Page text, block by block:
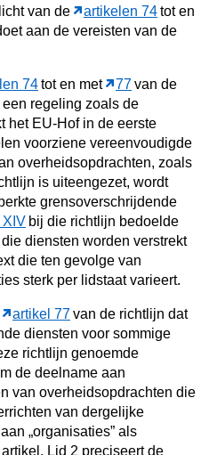
van de
artikelen 74tot en
aan de vereisten van de
74tot en met 77van de
regeling zoals de
het EU-Hof in de eerste
voorziene vereenvoudigde
overheidsopdrachten, zoals
is uiteengezet, wordt
grensoverschrijdende
XIV bij die richtlijn bedoelde
diensten worden verstrekt
die ten gevolge van
sterk per lidstaat varieert.
artikel 77van de richtlijn dat
diensten voor sommige
richtlijn genoemde
de deelname aan
van overheidsopdrachten die
van dergelijke
„organisaties” als
Lid 2 preciseert de